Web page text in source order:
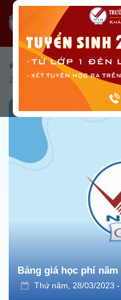
Công khai/Công khai
2024
Bảng giá học phí năm
Thứ năm, 28/03/2023